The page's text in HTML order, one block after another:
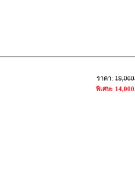
ราคา:
พิเศษ: